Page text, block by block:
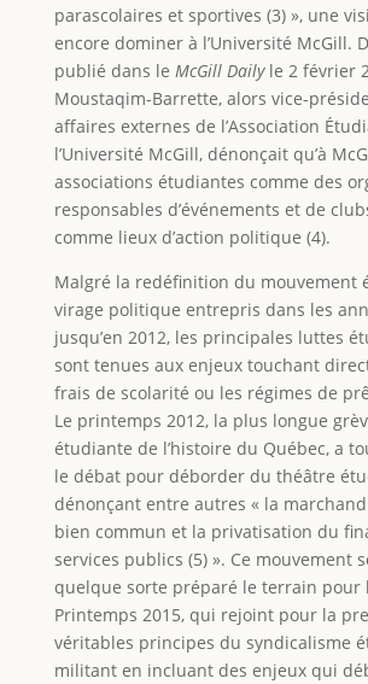
parascolaires et sportives (3) », une
encore dominer à l’Université McGill.
publié dans le McGill Dailyle 2 février
Moustaqim-Barrette, alors vice-
affaires externes de l’Association
l’Université McGill, dénonçait qu’à
associations étudiantes comme des
responsables d’événements et de
comme lieux d’action politique (4).
Malgré la redéfinition du mouvement
virage politique entrepris dans les
jusqu’en 2012, les principales luttes
sont tenues aux enjeux touchant
frais de scolarité ou les régimes de
Le printemps 2012, la plus longue
étudiante de l’histoire du Québec, a
le débat pour déborder du théâtre
dénonçant entre autres « la
bien commun et la privatisation du
services publics (5) ». Ce mouvement
quelque sorte préparé le terrain pour
Printemps 2015, qui rejoint pour la
véritables principes du syndicalisme
militant en incluant des enjeux qui